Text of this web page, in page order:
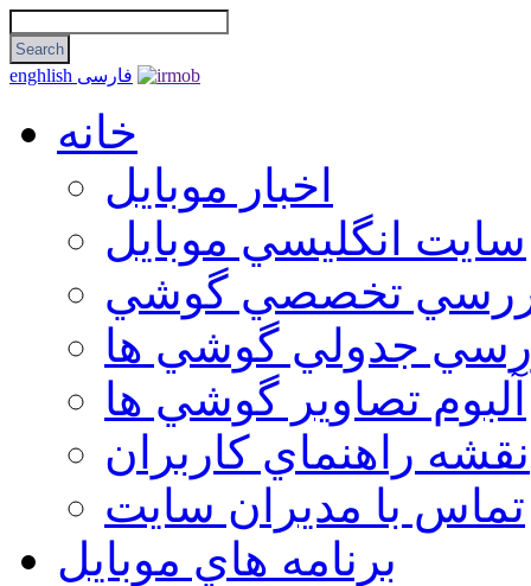
enghlish فارسی
خانه
اخبار موبایل
سايت انگليسي موبايل
تخصصي گوشي
جدولي گوشي ها
آلبوم تصاوير گوشي ها
نقشه راهنماي كاربران
تماس با مديران سايت
برنامه هاي موبايل